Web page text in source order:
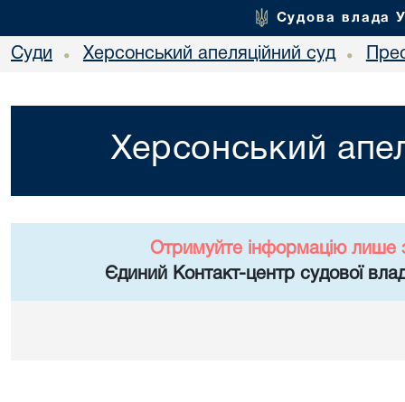
Судова влада
Суди • Херсонський апеляційний суд •
Херсонський
Отримуйте інформацію лише
Єдиний Контакт-центр судової